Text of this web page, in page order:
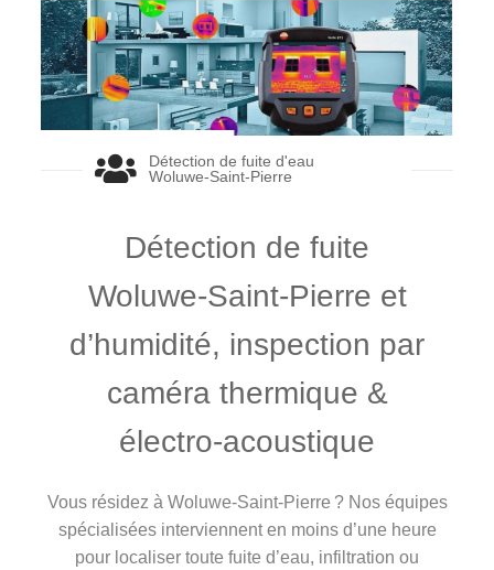
Détection de fuite d'eau
Woluwe‑Saint‑Pierre
Détection de fuite
Woluwe‑Saint‑Pierre et
d’humidité, inspection par
caméra thermique &
électro‑acoustique
Vous résidez à Woluwe‑Saint‑Pierre ? Nos équipes
spécialisées interviennent en moins d’une heure
pour localiser toute fuite d’eau, infiltration ou